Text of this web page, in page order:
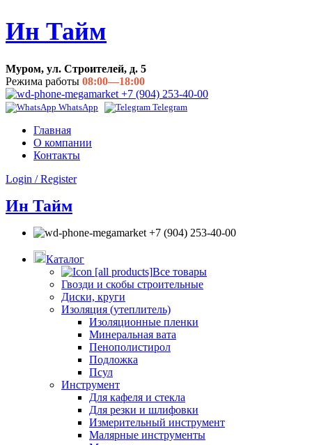
Ин Тайм
Муром, ул. Строителей, д. 5
Режима работы 08:00—18:00
+7 (904) 253-40-00
WhatsApp Telegram
Главная
О компании
Контакты
Login / Register
Ин Тайм
+7 (904) 253-40-00
Каталог
Все товары
Гвозди и скобы строительные
Диски, круги
Изоляция (утеплитель)
Изоляционные пленки
Минеральная вата
Пенополистирол
Подложка
Псул
Инструмент
Для кафеля и стекла
Для резки и шлифовки
Измерительный инструмент
Малярные инструменты